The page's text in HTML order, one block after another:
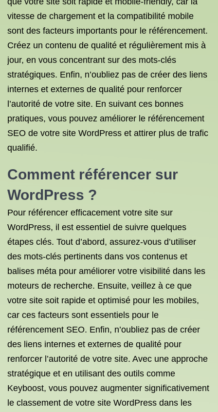
vitesse de chargement et la compatibilité mobile
sont des facteurs importants pour le référencement.
Créez un contenu de qualité et régulièrement mis à
jour, en vous concentrant sur des mots-clés
stratégiques. Enfin, n’oubliez pas de créer des liens
internes et externes de qualité pour renforcer
l’autorité de votre site. En suivant ces bonnes
pratiques, vous pouvez améliorer le référencement
SEO de votre site WordPress et attirer plus de trafic
qualifié.
Comment référencer sur
WordPress ?
Pour référencer efficacement votre site sur
WordPress, il est essentiel de suivre quelques
étapes clés. Tout d’abord, assurez-vous d’utiliser
des mots-clés pertinents dans vos contenus et
balises méta pour améliorer votre visibilité dans les
moteurs de recherche. Ensuite, veillez à ce que
votre site soit rapide et optimisé pour les mobiles,
car ces facteurs sont essentiels pour le
référencement SEO. Enfin, n’oubliez pas de créer
des liens internes et externes de qualité pour
renforcer l’autorité de votre site. Avec une approche
stratégique et en utilisant des outils comme
Keyboost, vous pouvez augmenter significativement
le classement de votre site WordPress dans les